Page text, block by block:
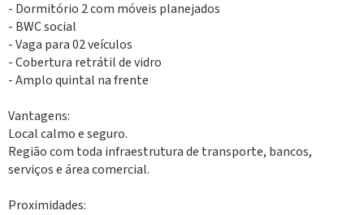
- Dormitório 2 com móveis planejados
- BWC social
- Vaga para 02 veículos
- Cobertura retrátil de vidro
- Amplo quintal na frente
Vantagens:
Local calmo e seguro.
Região com toda infraestrutura de transporte, bancos,
serviços e área comercial.
Proximidades: